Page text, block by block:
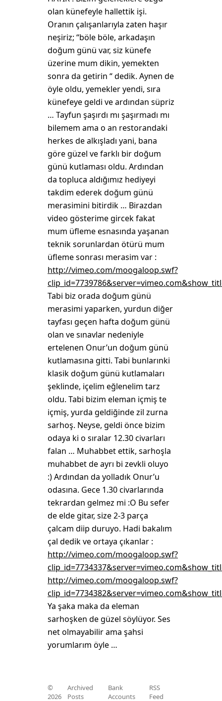
olan künefeyle hallettik işi.
Oranın çalışanlarıyla zaten haşır
neşiriz; “böle böle, arkadaşın
doğum günü var, siz künefe
üzerine mum dikin, yemekten
sonra da getirin “ dedik. Aynen de
öyle oldu, yemekler yendi, sıra
künefeye geldi ve ardından süpriz
… Tayfun şaşırdı mı şaşırmadı mı
bilemem ama o an restorandaki
herkes de alkışladı yani, bana
göre güzel ve farklı bir doğum
günü kutlaması oldu. Ardından
da topluca aldığımız hediyeyi
takdim ederek doğum günü
merasimini bitirdik … Birazdan
video gösterime gircek fakat
mum üfleme esnasında yaşanan
teknik sorunlardan ötürü mum
üfleme sonrası merasim var :
http://vimeo.com/moogaloop.swf?
Tabi biz orada doğum günü
merasimi yaparken, yurdun diğer
tayfası geçen hafta doğum günü
olan ve sınavlar nedeniyle
ertelenen Onur’un doğum günü
kutlamasına gitti. Tabi bunlarınki
klasik doğum günü kutlamaları
şeklinde, içelim eğlenelim tarz
oldu. Tabi bizim eleman içmiş te
içmiş, yurda geldiğinde zil zurna
sarhoş. Neyse, geldi önce bizim
odaya ki o sıralar 12.30 civarları
falan … Muhabbet ettik, sarhoşla
muhabbet de ayrı bi zevkli oluyo
:) Ardından da yolladık Onur’u
odasına. Gece 1.30 civarlarında
tekrardan gelmez mi :O Bu sefer
de elde gitar, size 2-3 parça
çalcam diip duruyo. Hadi bakalım
çal dedik ve ortaya çıkanlar :
http://vimeo.com/moogaloop.swf?
http://vimeo.com/moogaloop.swf?
Ya şaka maka da eleman
sarhoşken de güzel söylüyor. Ses
net olmayabilir ama şahsi
yorumlarım öyle …
©
2026
Archived
Posts
Bank
Accounts
RSS
Feed